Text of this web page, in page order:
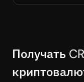
Получать